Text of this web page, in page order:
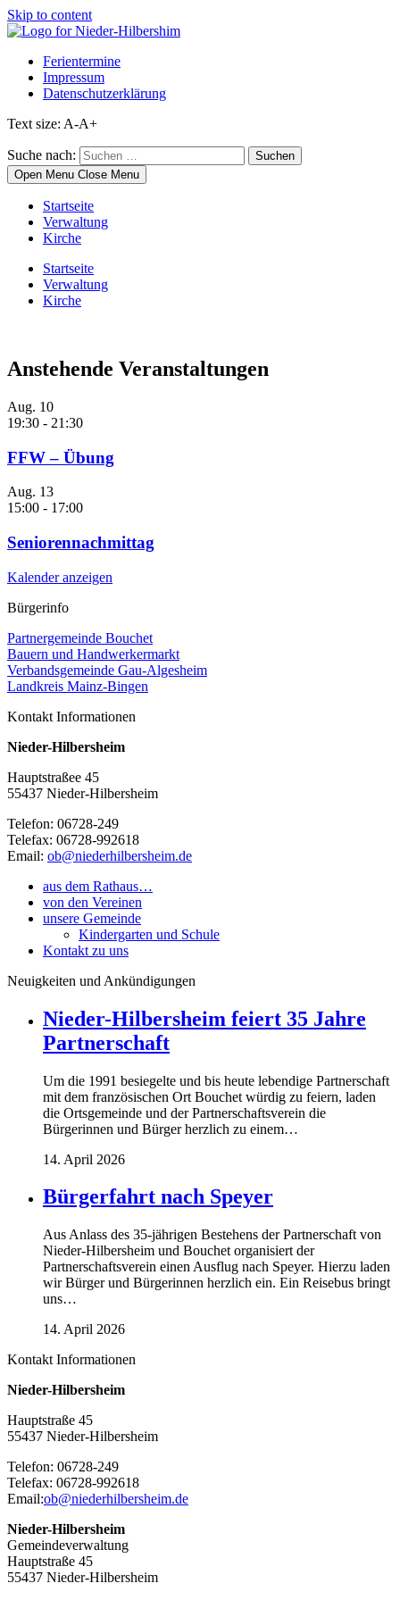
Skip to content
Ferientermine
Impressum
Datenschutzerklärung
Text size: A-A+
Suche nach:
Open Menu Close Menu
Startseite
Verwaltung
Kirche
Startseite
Verwaltung
Kirche
Anstehende Veranstaltungen
Aug. 10
19:30 - 21:30
FFW – Übung
Aug. 13
15:00 - 17:00
Seniorennachmittag
Kalender anzeigen
Bürgerinfo
Partnergemeinde Bouchet
Bauern und Handwerkermarkt
Verbandsgemeinde Gau-Algesheim
Landkreis Mainz-Bingen
Kontakt Informationen
Nieder-Hilbersheim
Hauptstraßee 45
55437 Nieder-Hilbersheim
Telefon: 06728-249
Telefax: 06728-992618
Email: ob@niederhilbersheim.de
aus dem Rathaus…
von den Vereinen
unsere Gemeinde
Kindergarten und Schule
Kontakt zu uns
Neuigkeiten und Ankündigungen
Nieder-Hilbersheim feiert 35 Jahre
Partnerschaft
Um die 1991 besiegelte und bis heute lebendige Partnerschaft
mit dem französischen Ort Bouchet würdig zu feiern, laden
die Ortsgemeinde und der Partnerschaftsverein die
Bürgerinnen und Bürger herzlich zu einem…
14. April 2026
Bürgerfahrt nach Speyer
Aus Anlass des 35-jährigen Bestehens der Partnerschaft von
Nieder-Hilbersheim und Bouchet organisiert der
Partnerschaftsverein einen Ausflug nach Speyer. Hierzu laden
wir Bürger und Bürgerinnen herzlich ein. Ein Reisebus bringt
uns…
14. April 2026
Kontakt Informationen
Nieder-Hilbersheim
Hauptstraße 45
55437 Nieder-Hilbersheim
Telefon: 06728-249
Telefax: 06728-992618
Email:ob@niederhilbersheim.de
Nieder-Hilbersheim
Gemeindeverwaltung
Hauptstraße 45
55437 Nieder-Hilbersheim